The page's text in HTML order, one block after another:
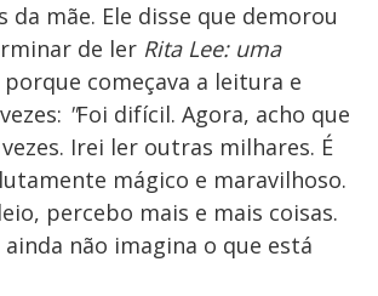
mãe. Ele disse que demorou
de ler Rita Lee: uma
porque começava a leitura e
"Foi difícil. Agora, acho que
Irei ler outras milhares. É
mágico e maravilhoso.
percebo mais e mais coisas.
não imagina o que está